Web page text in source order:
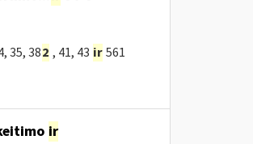
35, 382 , 41, 43 ir 561
ir